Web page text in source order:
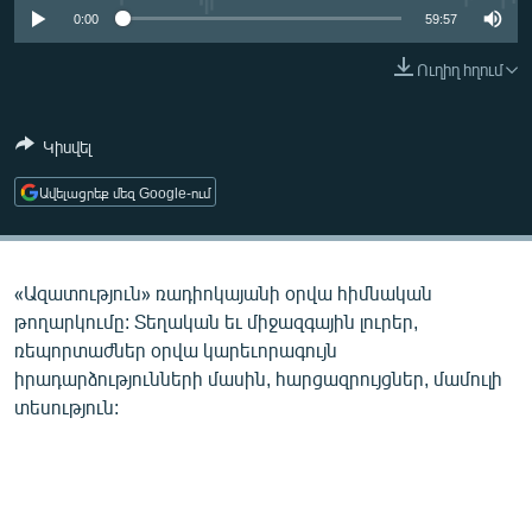
ՄԻՋԱԶԳԱՅԻՆ
ՄԵԿՆԱԲԱՆՈՒԹՅՈՒՆ
ՏՏ ԵՒ ԻՆՏԵՐՆԵՏ
ԿՈՐՈՆԱՎԻՐՈՒՍ
ՏԵՍԱՆՅՈՒԹԵՐ
ԲԱՆԱՎԵՃ
ՁԳՏԵԼՈՎ ԼԱՎԱԳՈՒՅՆԻՆ
0:00 59:57
Ուղիղ հղում
Կիսվել
Ավելացրեք մեզ Google-ում
«Ազատություն» ռադիոկայանի օրվա հիմնական
թողարկումը: Տեղական եւ միջազգային լուրեր,
ռեպորտաժներ օրվա կարեւորագույն
իրադարձությունների մասին, հարցազրույցներ, մամուլի
տեսություն: